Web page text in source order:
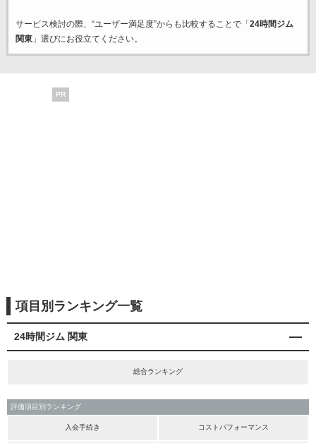
サービス検討の際、“ユーザー満足度”からも比較することで「 24時間ジム
関東」選びにお役立てください。
PR
項目別ランキング一覧
24時間ジム 関東
総合ランキング
評価項目別ランキング
入会手続き コストパフォーマンス